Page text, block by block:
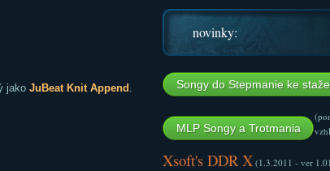
jako JuBeat Knit Append .
novinky:
Songy do Stepmanie ke
MLP Songy a Trotmania
Xsoft's DDR X(1.3.2011 - ver